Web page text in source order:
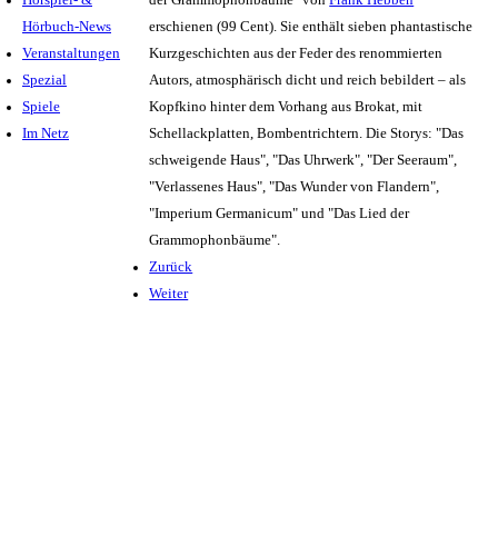
Hörbuch-News
Veranstaltungen
Spezial
Spiele
Im Netz
erschienen (99 Cent). Sie enthält sieben phantastische
Kurzgeschichten aus der Feder des renommierten
Autors, atmosphärisch dicht und reich bebildert – als
Kopfkino hinter dem Vorhang aus Brokat, mit
Schellackplatten, Bombentrichtern. Die Storys: "Das
schweigende Haus", "Das Uhrwerk", "Der Seeraum",
"Verlassenes Haus", "Das Wunder von Flandern",
"Imperium Germanicum" und "Das Lied der
Grammophonbäume".
Zurück
Weiter